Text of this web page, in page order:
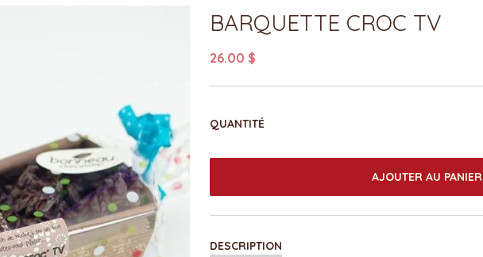
BARQUETTE CROC TV
26.00 $
QUANTITÉ
AJOUTER AU PANIER
DESCRIPTION